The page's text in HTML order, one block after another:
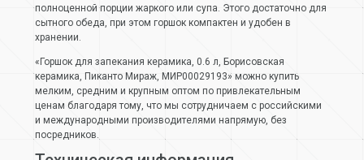
полноценной порции жаркого или супа. Этого достаточно для
сытного обеда, при этом горшок компактен и удобен в
хранении.
«Горшок для запекания керамика, 0.6 л, Борисовская
керамика, Пиканто Мираж, МИР00029193» можно купить
мелким, средним и крупным оптом по привлекательным
ценам благодаря тому, что мы сотрудничаем с российскими
и международными производителями напрямую, без
посредников.